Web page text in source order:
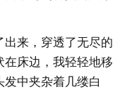
出来，穿透了无尽的
在床边，我轻轻地移
中夹杂着几缕白